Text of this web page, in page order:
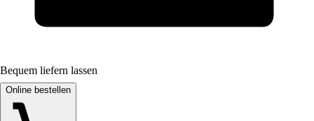
Bequem liefern lassen
Online bestellen